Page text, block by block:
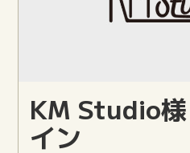
KM Studio
イン